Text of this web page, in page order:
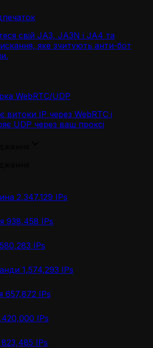
свій JA3, JA3N і JA4 та
яке зчитують анти-бот
WebRTC/UDP
витоки IP через WebRTC і
UDP через ваш проксі
2,347,129 IPs
938,458 IPs
580,283 IPs
1,574,293 IPs
657,872 IPs
IPs
823,485 IPs